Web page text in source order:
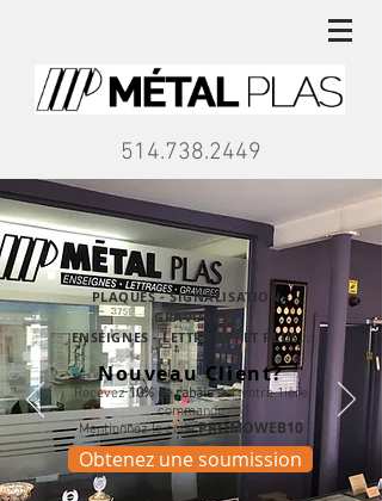
514.738.2449
PLAQUES - SIGNALISATION -
GRAVURES
ENSEIGNES - LETTRAGES ET PLUS...
Nouveau Client?
Recevez10% de rabaissur votre 1ière
commande
Mentionnez le codePROMOWEB10
Obtenez une soumission